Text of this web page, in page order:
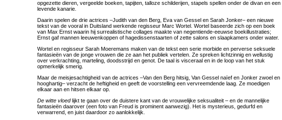
opgezette dieren, vergeelde boeken, tapijten, talloze schilderijen, stapels spellen onder de divan en een
levende kanarie.
Daarin spelen de drie actrices –Judith van den Berg, Eva van Gessel en Sarah Jonker– een nieuwe
tekst van de vooral in Duitsland werkende regisseur Marc Wortel. Wortel baseerde zich op een boek
van Max Ernst waarin hij surrealistische collages maakte van negentiende-eeuwse boekillustraties;
Ernst gaf mannen leeuwenkoppen of hagedissenstaarten of zette salons en slaapkamers onder water.
Wortel en regisseur Sarah Moeremans maken van de tekst een serie morbide en perverse seksuele
fantasieën van de jonge vrouwen die ze aan het publiek vertelen. Ze spreken lichtzinnig en wellustig
over verkrachting, marteling, doodsstrijd en genot. De taal is visceraal en in de loop van het stuk
opmerkelijk smerig.
Maar de meisjesachtigheid van de actrices –Van den Berg hitsig, Van Gessel naïef en Jonker zwoel en
hooghartig– verzacht de heftigheid en geeft de voorstelling een vervreemdende laag. Ze moedigen
elkaar aan en hitsen elkaar op.
De witte vloedlijkt te gaan over de duistere kant van de vrouwelijke seksualiteit – en de mannelijke
fantasieën daarover (een foto van Freud is prominent aanwezig). Het is mysterieus, gedurfd en
verwarrend, en juist daardoor zo aanlokkelijk.